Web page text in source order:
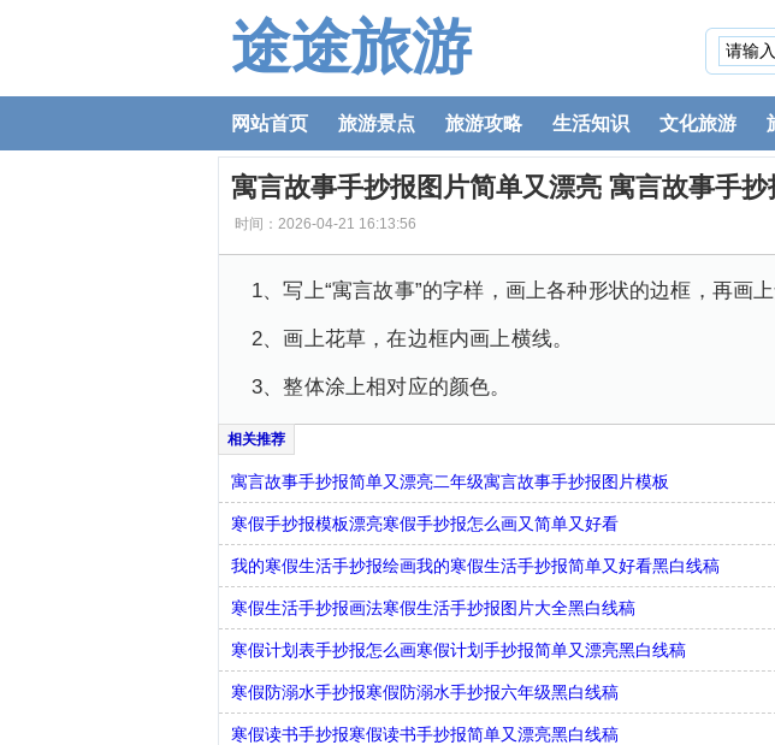
途途旅游
网站首页 旅游景点 旅游攻略 生活知识 文化旅游
寓言故事手抄报图片简单又漂亮 寓言故事手
时间：2026-04-21 16:13:56
1、写上“寓言故事”的字样，画上各种形状的边框，再画
2、画上花草，在边框内画上横线。
3、整体涂上相对应的颜色。
寓言故事手抄报简单又漂亮二年级寓言故事手抄报图片模板
寒假手抄报模板漂亮寒假手抄报怎么画又简单又好看
我的寒假生活手抄报绘画我的寒假生活手抄报简单又好看黑白线稿
寒假生活手抄报画法寒假生活手抄报图片大全黑白线稿
寒假计划表手抄报怎么画寒假计划手抄报简单又漂亮黑白线稿
寒假防溺水手抄报寒假防溺水手抄报六年级黑白线稿
寒假读书手抄报寒假读书手抄报简单又漂亮黑白线稿